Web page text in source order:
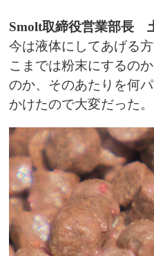
Smolt取締役営業部長
今は液体にしてあげる
こまでは粉末にするの
のか、そのあたりを何
かけたので大変だった。